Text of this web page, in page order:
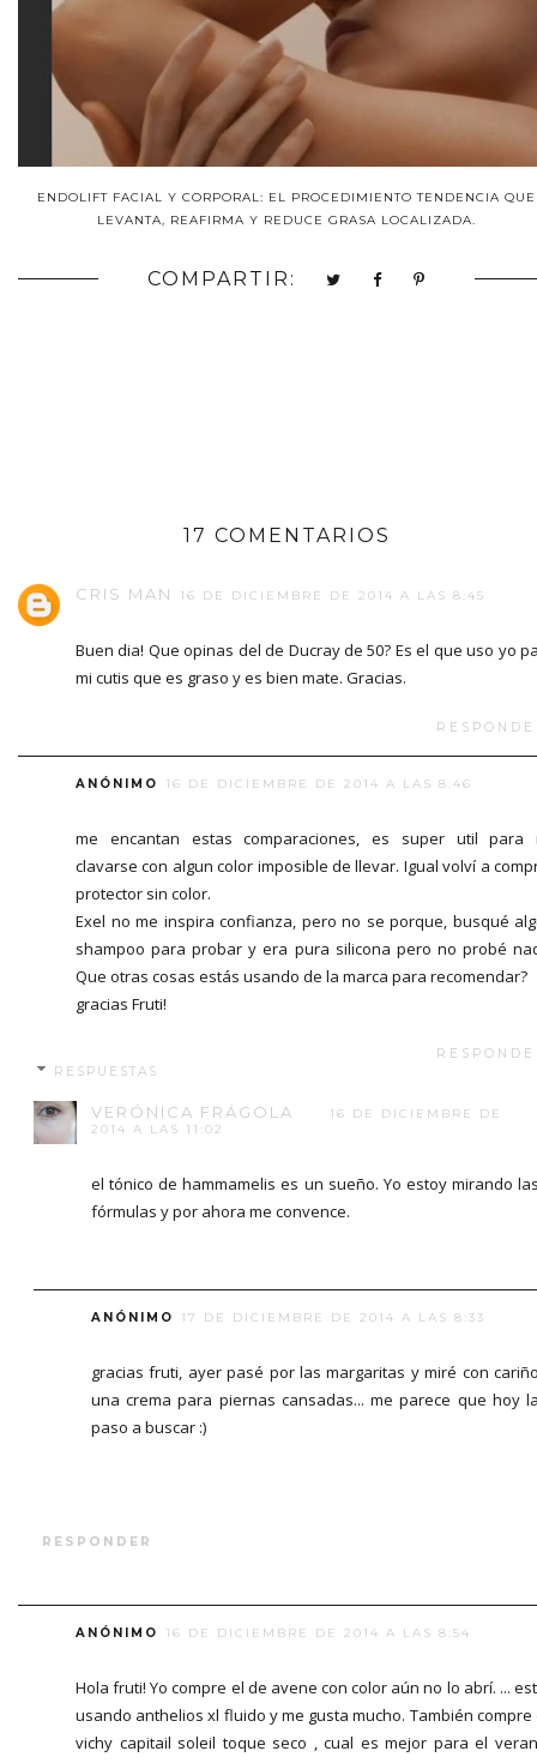
ENDOLIFT FACIAL Y CORPORAL: EL PROCEDIMIENTO TENDENCIA QUE
LEVANTA, REAFIRMA Y REDUCE GRASA LOCALIZADA.
COMPARTIR:
17 COMENTARIOS
CRIS MAN 16 DE DICIEMBRE DE 2014 A LAS 8:45
Buen dia! Que opinas del de Ducray de 50? Es el que uso yo
mi cutis que es graso y es bien mate. Gracias.
ANÓNIMO 16 DE DICIEMBRE DE 2014 A LAS 8:46
me encantan estas comparaciones, es super util para
clavarse con algun color imposible de llevar. Igual volví a
protector sin color.
Exel no me inspira confianza, pero no se porque, busqué
shampoo para probar y era pura silicona pero no probé
Que otras cosas estás usando de la marca para recomendar?
gracias Fruti!
RESPUESTAS
VERÓNICA FRÁGOLA
16 DE DICIEMBRE DE
2014 A LAS 11:02
el tónico de hammamelis es un sueño. Yo estoy mirando
fórmulas y por ahora me convence.
ANÓNIMO 17 DE DICIEMBRE DE 2014 A LAS 8:33
gracias fruti, ayer pasé por las margaritas y miré con
una crema para piernas cansadas... me parece que hoy
paso a buscar :)
RESPONDER
ANÓNIMO 16 DE DICIEMBRE DE 2014 A LAS 8:54
Hola fruti! Yo compre el de avene con color aún no lo abrí. ...
usando anthelios xl fluido y me gusta mucho. También compre
vichy capitail soleil toque seco , cual es mejor para el